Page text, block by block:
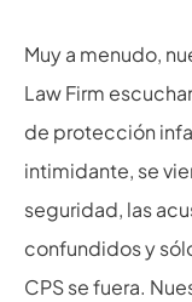
Muy a menudo,
Law Firm
de protección
intimidante, se
seguridad, las
confundidos y
CPS se fuera.